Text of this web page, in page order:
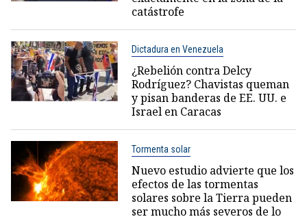
catástrofe
Dictadura en Venezuela
¿Rebelión contra Delcy
Rodríguez? Chavistas queman
y pisan banderas de EE. UU. e
Israel en Caracas
Tormenta solar
Nuevo estudio advierte que los
efectos de las tormentas
solares sobre la Tierra pueden
ser mucho más severos de lo